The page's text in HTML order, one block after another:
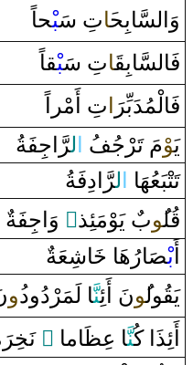
وَ‌السَّابِح‍‍َ‍اتِ سَ‍‍بْ‍‍حاً
فَالسَّابِ‍‍قَ‍‍اتِ سَ‍‍بْ‍‍ق‍‍اً
فَالْمُدَبِّرَ تِ ‌أَمْر‌اً
يَ‍‍وْمَ تَرْجُفُ ل‍رَّ ‌اجِفَةُ
تَتْبَعُهَا‌ ل‍رَّ ‌ا‌دِفَةُ
قُ‍‍ل‍‍ُ‍وب ‌ يَوْمَئِذ‌ٍ ‌ ‌وَ‌اجِفَةٌ
أَبْ‍‍صَ‍‍ا‌رُهَا‌ خَ‍‍اشِعَةٌ
يَ‍قُ‍‍ول‍‍ُ‍ونَ ‌أَئِ‍‍نَّ‍‍ا‌ لَمَرْ‌دُ‌و‌د‍ُ‍‌و
أَئِذَ‌ا‌ كُ‍‍نَّ‍‍ا‌ عِ‍‍ظَ‍‍اما ‌ ً ‌ نَ‍‍خِ‍رَ